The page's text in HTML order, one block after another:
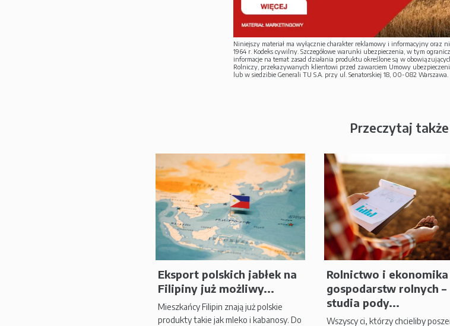
Niniejszy materiał ma wyłącznie charakter reklamowy i informacyjny
1964 r. Kodeks cywilny. Szczegółowe warunki ubezpieczenia, w tym
informacje na temat zasad działania produktu określone są w
Rolniczy, przekazywanych klientowi przed zawarciem Umowy
lub w siedzibie Generali TU S.A. przy ul. Senatorskiej 18, 00-082 Warszawa.
Przeczytaj także
Eksport polskich jabłek na
Filipiny już możliwy...
Mieszkańcy Filipin znają już polskie
produkty takie jak mleko i kabanosy. Do
Rolnictwo i ekonomika
gospodarstw rolnych –
studia pody...
Wszyscy ci, którzy chcieliby